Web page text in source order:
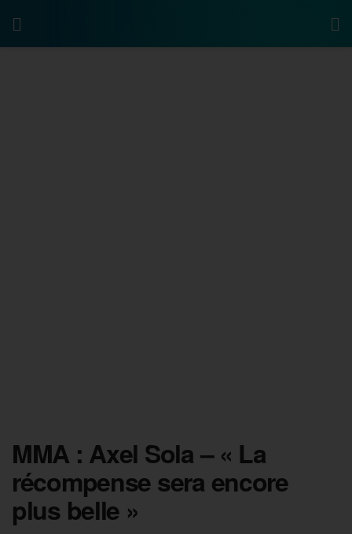
MMA : Axel Sola – « La
récompense sera encore
plus belle »